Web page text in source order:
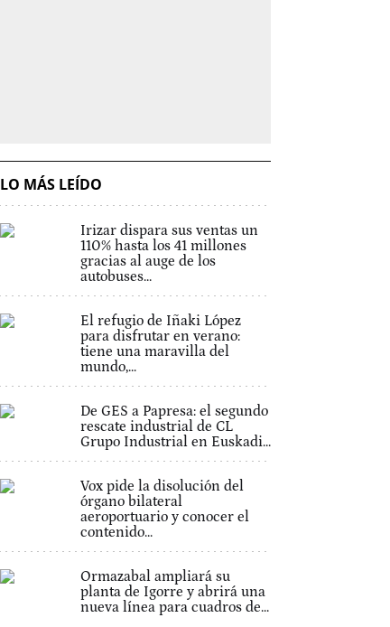
LO MÁS LEÍDO
Irizar dispara sus ventas un
110% hasta los 41 millones
gracias al auge de los
autobuses...
El refugio de Iñaki López
para disfrutar en verano:
tiene una maravilla del
mundo,...
De GES a Papresa: el segundo
rescate industrial de CL
Grupo Industrial en Euskadi...
Vox pide la disolución del
órgano bilateral
aeroportuario y conocer el
contenido...
Ormazabal ampliará su
planta de Igorre y abrirá una
nueva línea para cuadros de...